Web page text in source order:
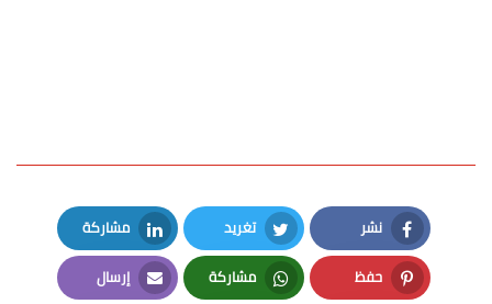
نشر
Facebook
تغريد
Twitter
مشاركة
LinkedIn
حفظ مشاركة إرسال